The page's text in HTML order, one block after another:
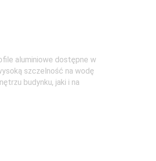
aluminiowe dostępne w
szczelność na wodę
budynku, jaki i na